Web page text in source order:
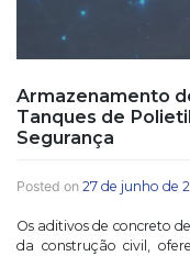
Armazenamento
Tanques de
Segurança
Posted on 27 de junho de
Os aditivos de concreto
da construção civil,